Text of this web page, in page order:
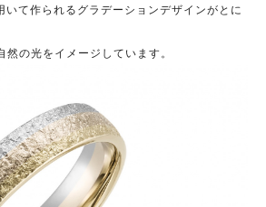
て作られるグラデーションデザインがとに
の光をイメージしています。